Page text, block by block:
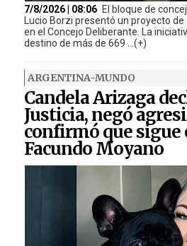
7/8/2026 | 08:06 El bloque de
Lucio Borzi presentó un proyecto
en el Concejo Deliberante. La
destino de más de 669 ...(+)
ARGENTINA-MUNDO
Candela Arizaga
Justicia, negó
confirmó que sigue
Facundo Moyano